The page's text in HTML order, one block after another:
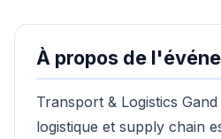
À propos de
Transport & Logistics
logistique et supply chain